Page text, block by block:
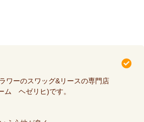
ワーのスワッグ&リースの専門店
ム ヘゼリヒ)です。